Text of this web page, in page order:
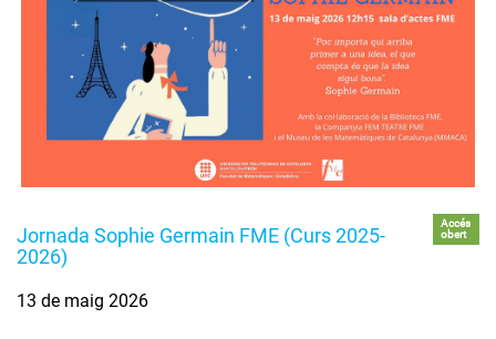
Jornada Sophie Germain FME (Curs 2025-
2026)
Accés
obert
13 de maig 2026